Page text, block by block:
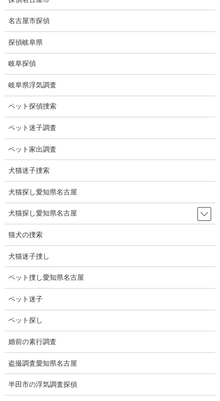
に
動
ョ
に
動
浮気調査関連調査
HOME 浮気調査関連調査
浮気調査関連調査
浮気関連調査のご案内
各種調査
盗聴器発見調査
名古屋市探偵
探偵岐阜県
岐阜探偵
岐阜県浮気調査
ペット探偵捜索
ペット迷子調査
ペット家出調査
犬猫迷子捜索
犬猫探し愛知県名古屋
犬猫探し愛知県名古屋
猫犬の捜索
犬猫迷子捜し
ペット捜し愛知県名古屋
ペット迷子
ペット探し
婚前の素行調査
盗撮調査愛知県名古屋
半田市の浮気調査探偵